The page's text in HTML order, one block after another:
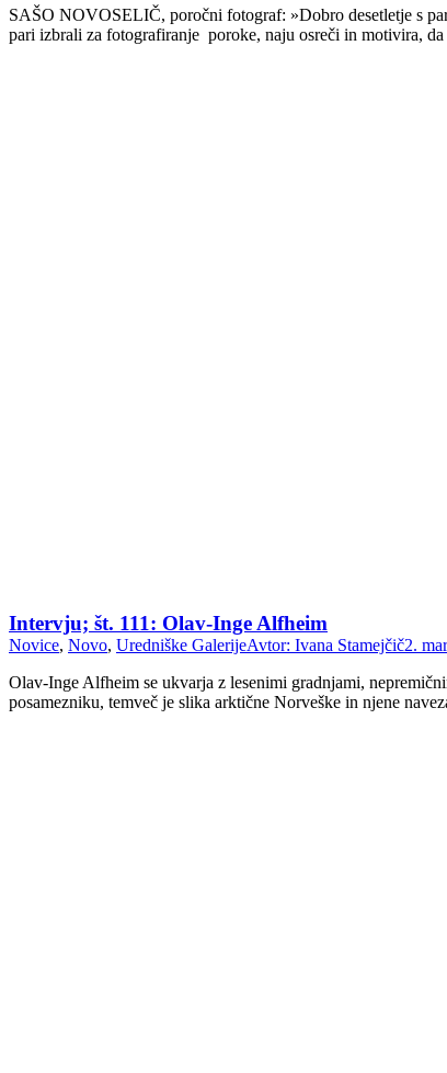
SAŠO NOVOSELIČ, poročni fotograf: »Dobro desetletje s
pari izbrali za fotografiranje poroke, naju osreči in motivira,
Intervju; št. 111: Olav-Inge Alfheim
Novice, Novo, Uredniške GalerijeAvtor: Ivana Stamejčič2.
Olav-Inge Alfheim se ukvarja z lesenimi gradnjami,
posamezniku, temveč je slika arktične Norveške in njene